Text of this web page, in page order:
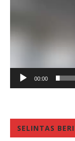
00:00
SELINTAS